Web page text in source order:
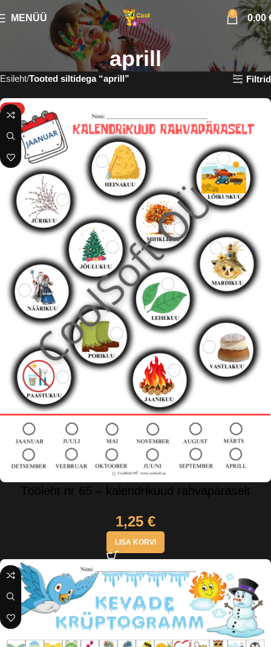
MENÜÜ 0 0,00
aprill
Esileht Tooted siltidega “aprill” Filtrid
HOT
Tööleht nr 65 – kalendrikuud rahvapäraselt
1,25 €
LISA KORVI